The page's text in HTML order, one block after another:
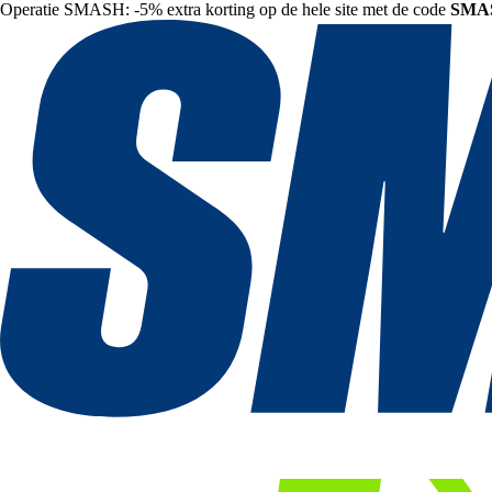
Operatie SMASH: -5% extra korting op de hele site met de code